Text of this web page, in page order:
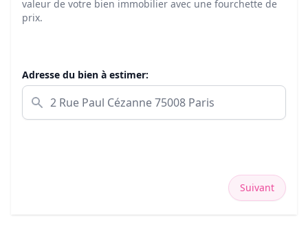
valeur de votre bien immobilier avec une fourchette de
prix.
Adresse du bien à estimer:
Suivant